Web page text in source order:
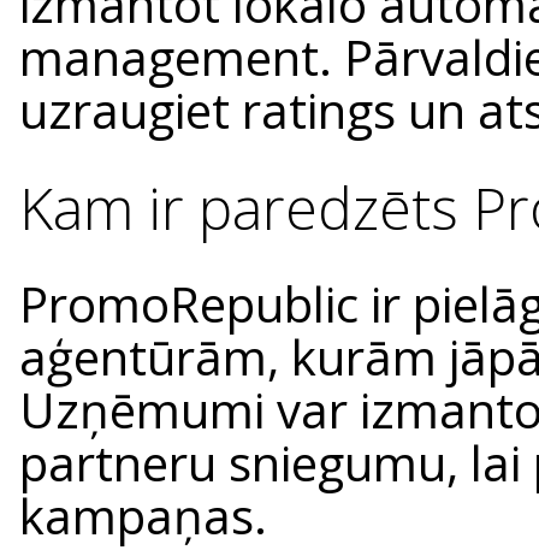
management.
uzraugiet ratings un
Kam ir paredzēts
PromoRepublic ir
aģentūrām, kurām
Uzņēmumi var
partneru sniegumu,
kampaņas.